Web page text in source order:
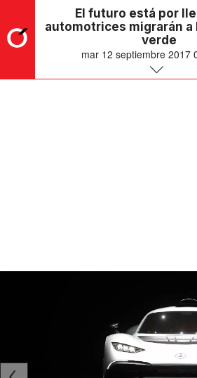
El futuro está por
automotrices migrarán a
verde
mar 12 septiembre 2017